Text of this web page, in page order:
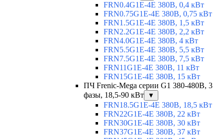
FRN0.4G1E-4E 380В, 0,4 кВт
FRN0.75G1E-4E 380В, 0,75 кВт
FRN1.5G1E-4E 380В, 1,5 кВт
FRN2.2G1E-4E 380В, 2,2 кВт
FRN4.0G1E-4E 380В, 4 кВт
FRN5.5G1E-4E 380В, 5,5 кВт
FRN7.5G1E-4E 380В, 7,5 кВт
FRN11G1E-4E 380В, 11 кВт
FRN15G1E-4E 380В, 15 кВт
ПЧ Frenic-Mega серии G1 380-480В, 3
фазы, 18,5-90 кВт
▼
FRN18.5G1E-4E 380В, 18,5 кВт
FRN22G1E-4E 380В, 22 кВт
FRN30G1E-4E 380В, 30 кВт
FRN37G1E-4E 380В, 37 кВт